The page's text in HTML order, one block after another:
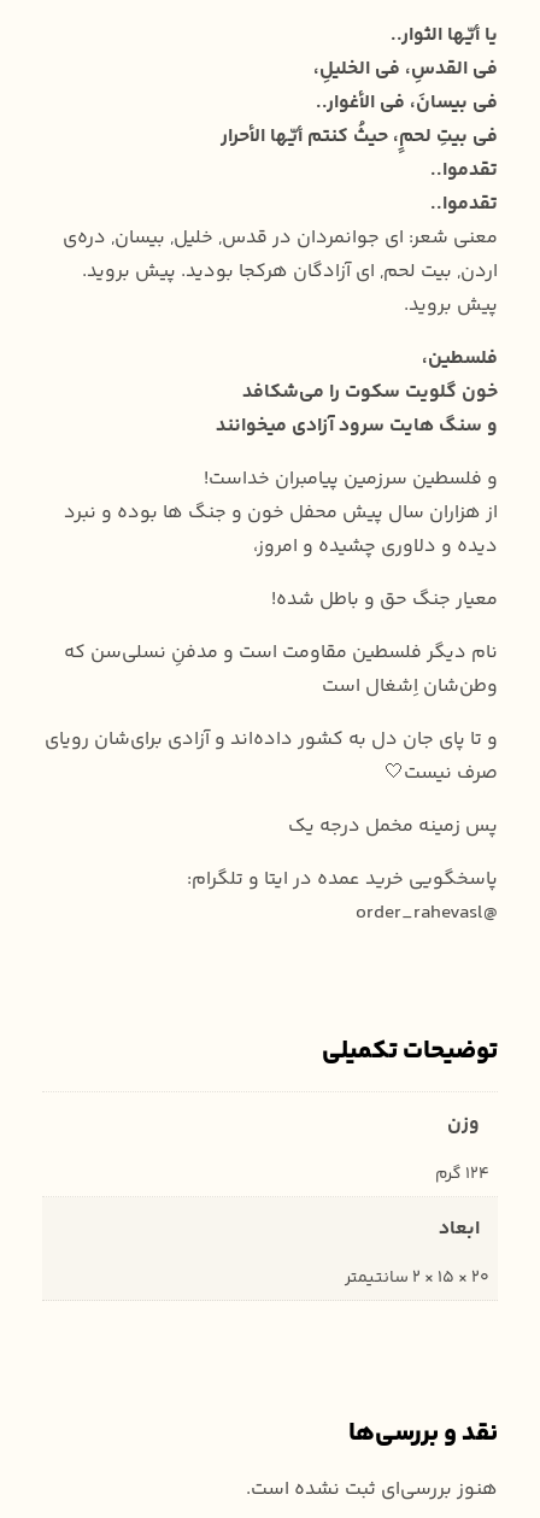
يا أيّها الثوار..
في القدسِ، في الخليلِ،
في بيسانَ، في الأغوار..
في بيتِ لحمٍ، حيثُ كنتم أيّها الأحرار
تقدموا..
تقدموا..
معنی شعر: ای جوانمردان در قدس, خلیل, بیسان, دره‌ی
اردن, بیت لحم, ای آزادگان هرکجا بودید. پیش بروید.
پیش بروید.
فلسطین،
خون گلویت سکوت را می‌شکافد
و سنگ هایت سرود آزادی میخوانند
و فلسطین سرزمین پیامبران خداست!
از هزاران سال پیش محفل خون و جنگ ها بوده و نبرد
دیده و دلاوری چشیده و امروز،
معیار جنگ حق و باطل شده!
نام دیگر فلسطین مقاومت است و مدفنِ نسلی‌سن که
وطن‌شان اِشغال است
و تا پای جان دل به کشور داده‌اند و آزادی برای‌شان رویای
صرف نیست🤍
پس زمینه مخمل درجه یک
پاسخگویی خرید عمده در ایتا و تلگرام:
@order_rahevasl
توضیحات تکمیلی
وزن
124 گرم
ابعاد
20 × 15 × 2 سانتیمتر
نقد و بررسی‌ها
هنوز بررسی‌ای ثبت نشده است.